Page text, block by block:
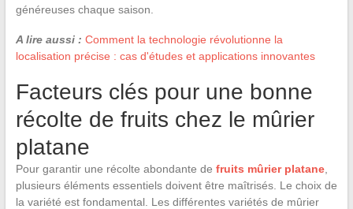
généreuses chaque saison.
A lire aussi : Comment la technologie révolutionne la
localisation précise : cas d'études et applications innovantes
Facteurs clés pour une bonne
récolte de fruits chez le mûrier
platane
Pour garantir une récolte abondante de fruits mûrier platane,
plusieurs éléments essentiels doivent être maîtrisés. Le choix de
la variété est fondamental. Les différentes variétés de mûrier